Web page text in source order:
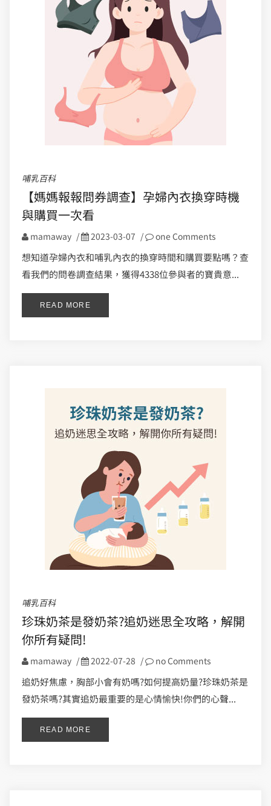
哺乳百科
【媽媽報報問券調查】孕婦內衣換穿時機
與購買一次看
mamaway / 2023-03-07 / one Comments
想知道孕婦內衣和哺乳內衣的換穿時間和購買要點嗎？查
看我們的問卷調查結果，獲得4338位參與者的寶貴意...
READ MORE
哺乳百科
珍珠奶茶是發奶茶?追奶迷思全攻略，解開
你所有疑問!
mamaway / 2022-07-28 / no Comments
追奶好焦慮，胸部小會有奶嗎?如何提高奶量?珍珠奶茶是
發奶茶嗎?其實追奶最重要的是心情愉快!你們的心聲...
READ MORE